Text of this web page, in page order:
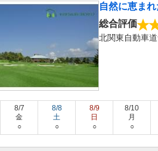
自然に恵ま
総合評価
北関東自動車
8/7
金
○
8/8
土
○
8/9
日
○
8/10
月
○